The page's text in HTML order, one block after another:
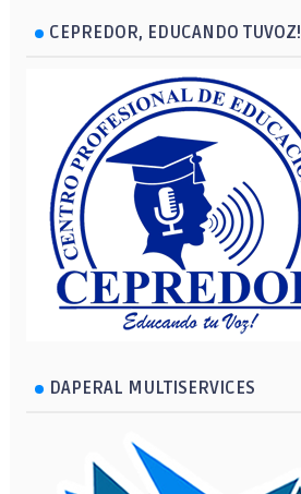
CEPREDOR, EDUCANDO TUVOZ!
DAPERAL MULTISERVICES